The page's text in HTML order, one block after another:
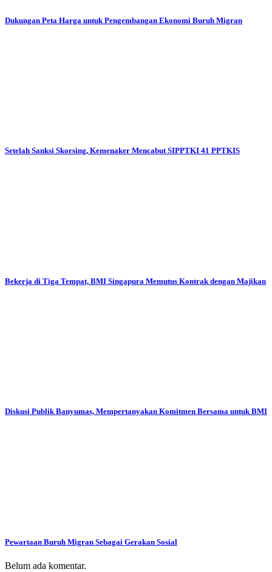
Dukungan Peta Harga untuk Pengembangan Ekonomi Buruh Migran
Setelah Sanksi Skorsing, Kemenaker Mencabut SIPPTKI 41 PPTKIS
Bekerja di Tiga Tempat, BMI Singapura Memutus Kontrak dengan Majikan
Diskusi Publik Banyumas, Mempertanyakan Komitmen Bersama untuk BMI
Pewartaan Buruh Migran Sebagai Gerakan Sosial
Belum ada komentar.